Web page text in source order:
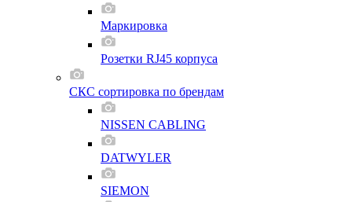
Маркировка
Розетки RJ45 корпуса
СКС сортировка по брендам
NISSEN CABLING
DATWYLER
SIEMON